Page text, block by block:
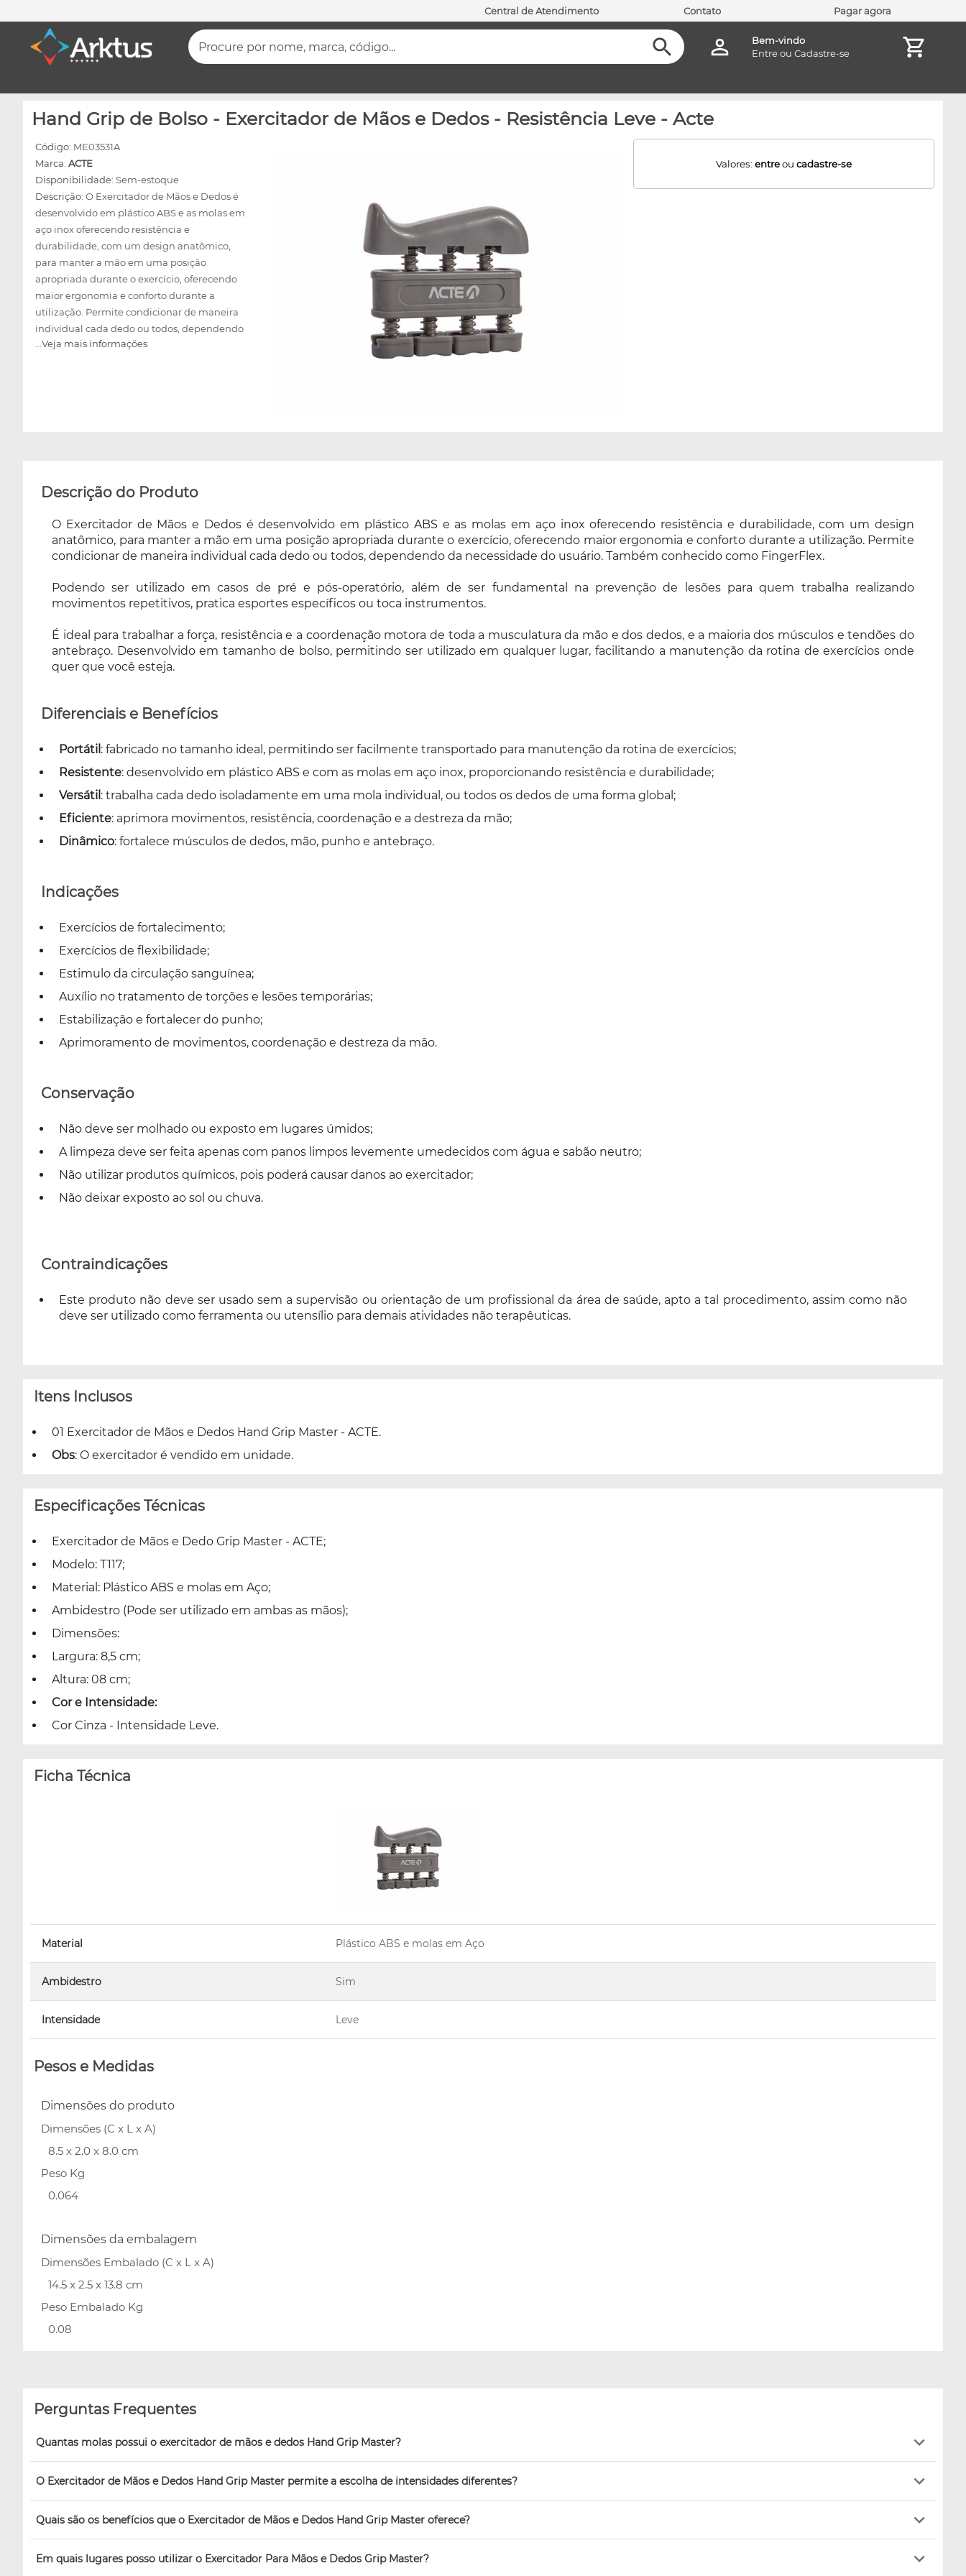
Central de Atendimento Contato Pagar agora
Procure por nome, marca, código...
Bem-vindo
Entreou Cadastre-se
Hand Grip de Bolso - Exercitador de Mãos e Dedos - Resistência Leve - Acte
Código: ME03531A
Marca: ACTE
Disponibilidade: Sem-estoque
Descrição: O Exercitador de Mãos e Dedos é
desenvolvido em plástico ABS e as molas em
aço inox oferecendo resistência e
durabilidade, com um design anatômico,
para manter a mão em uma posição
apropriada durante o exercício, oferecendo
maior ergonomia e conforto durante a
utilização. Permite condicionar de maneira
individual cada dedo ou todos, dependendo
da necessidade do usuário. Também
dedos, e a maioria dos músculos e tendões do
bolso, permitindo ser utilizado em qualquer
lugar, facilitando a manutenção da rotina de
exercícios onde quer que você esteja.
...Veja mais informações
Valores:entreoucadastre-se
Descrição do Produto
O Exercitador de Mãos e Dedos é desenvolvido em plástico ABS e as molas em aço inox oferecendo resistência e durabilidade, com um design
anatômico, para manter a mão em uma posição apropriada durante o exercício, oferecendo maior ergonomia e conforto durante a utilização. Permite
condicionar de maneira individual cada dedo ou todos, dependendo da necessidade do usuário. Também conhecido como FingerFlex.
Podendo ser utilizado em casos de pré e pós-operatório, além de ser fundamental na prevenção de lesões para quem trabalha realizando
movimentos repetitivos, pratica esportes específicos ou toca instrumentos.
É ideal para trabalhar a força, resistência e a coordenação motora de toda a musculatura da mão e dos dedos, e a maioria dos músculos e tendões do
antebraço. Desenvolvido em tamanho de bolso, permitindo ser utilizado em qualquer lugar, facilitando a manutenção da rotina de exercícios onde
quer que você esteja.
Diferenciais e Benefícios
Portátil : fabricado no tamanho ideal, permitindo ser facilmente transportado para manutenção da rotina de exercícios;
Resistente: desenvolvido em plástico ABS e com as molas em aço inox, proporcionando resistência e durabilidade;
Versátil : trabalha cada dedo isoladamente em uma mola individual, ou todos os dedos de uma forma global;
Eficiente: aprimora movimentos, resistência, coordenação e a destreza da mão;
Dinâmico: fortalece músculos de dedos, mão, punho e antebraço.
Indicações
Exercícios de fortalecimento;
Exercícios de flexibilidade;
Estimulo da circulação sanguínea;
Auxílio no tratamento de torções e lesões temporárias;
Estabilização e fortalecer do punho;
Aprimoramento de movimentos, coordenação e destreza da mão.
Conservação
Não deve ser molhado ou exposto em lugares úmidos;
A limpeza deve ser feita apenas com panos limpos levemente umedecidos com água e sabão neutro;
Não utilizar produtos químicos, pois poderá causar danos ao exercitador;
Não deixar exposto ao sol ou chuva.
Contraindicações
Este produto não deve ser usado sem a supervisão ou orientação de um profissional da área de saúde, apto a tal procedimento, assim como não
deve ser utilizado como ferramenta ou utensílio para demais atividades não terapêuticas.
Itens Inclusos
01 Exercitador de Mãos e Dedos Hand Grip Master - ACTE.
Obs: O exercitador é vendido em unidade.
Especificações Técnicas
Exercitador de Mãos e Dedo Grip Master - ACTE;
Modelo: T117;
Material: Plástico ABS e molas em Aço;
Ambidestro (Pode ser utilizado em ambas as mãos);
Dimensões:
Largura: 8,5 cm;
Altura: 08 cm;
Cor e Intensidade:
Cor Cinza - Intensidade Leve.
Ficha Técnica
Material Plástico ABS e molas em Aço
Ambidestro Sim
Intensidade Leve
Pesos e Medidas
Dimensões do produto
Dimensões (C x L x A)
8.5 x 2.0 x 8.0 cm
Peso Kg
0.064
Dimensões da embalagem
Dimensões Embalado (C x L x A)
14.5 x 2.5 x 13.8 cm
Peso Embalado Kg
0.08
Perguntas Frequentes
Quantas molas possui o exercitador de mãos e dedos Hand Grip Master?
O Exercitador de Mãos e Dedos Hand Grip Master permite a escolha de intensidades diferentes?
Quais são os benefícios que o Exercitador de Mãos e Dedos Hand Grip Master oferece?
Em quais lugares posso utilizar o Exercitador Para Mãos e Dedos Grip Master?